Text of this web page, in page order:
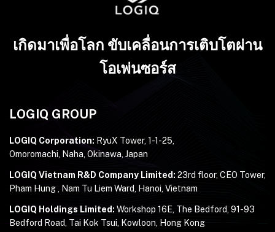
เกิดมาเพื่อโลก ขับเคลื่อนการเติบโตผ่าน
โอเพ่นซอร์ส
LOGIQ GROUP
LOGIQ Corporation: RyuX Tower, 1-1-25,
Omoromachi, Naha, Okinawa, Japan
LOGIQ Vietnam R&D Company Limited: 23rd floor, CEO Tower,
Pham Hung , Nam Tu Liem Ward, Hanoi, Vietnam
LOGIQ Holdings Limited: Workshop 16E, The Bedford, 91-93
Bedford Road, Tai Kok Tsui, Kowloon, Hong Kong